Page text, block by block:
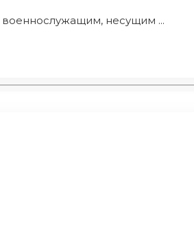
военнослужащим, несущим ...